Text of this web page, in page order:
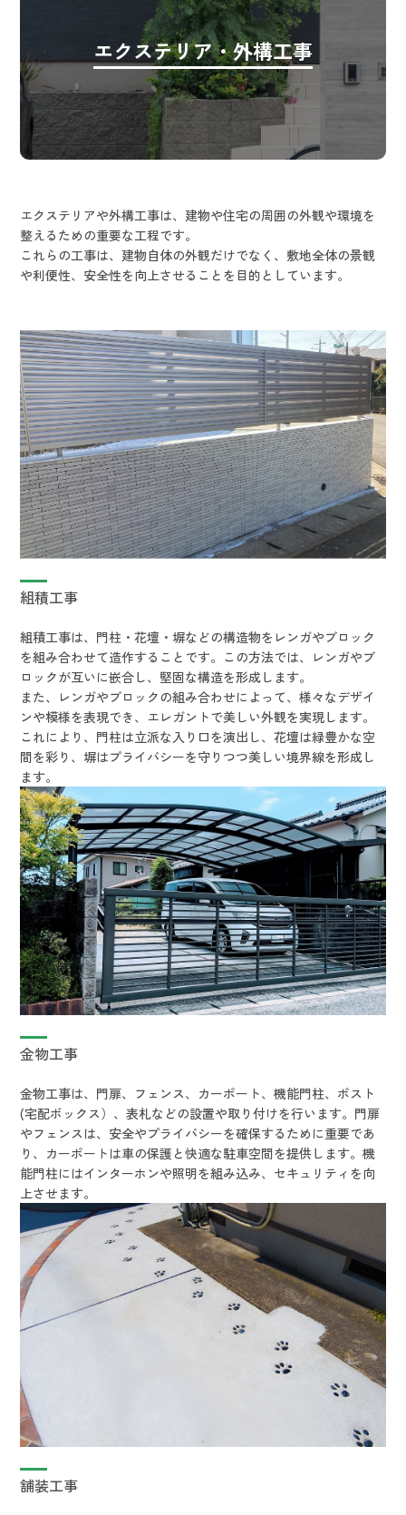
エクステリア・外構工事
エクステリアや外構工事は、建物や住宅の周囲の外観や環境を
整えるための重要な工程です。
​​​​​​​これらの工事は、建物自体の外観だけでなく、敷地全体の景観
や利便性、安全性を向上させることを目的としています。
組積工事
組積工事は、門柱・花壇・塀などの構造物をレンガやブロック
を組み合わせて造作することです。この方法では、レンガやブ
ロックが互いに嵌合し、堅固な構造を形成します。
また、レンガやブロックの組み合わせによって、様々なデザイ
ンや模様を表現でき、エレガントで美しい外観を実現します。
これにより、門柱は立派な入り口を演出し、花壇は緑豊かな空
間を彩り、塀はプライバシーを守りつつ美しい境界線を形成し
ます。
金物工事
金物工事は、門扉、フェンス、カーポート、機能門柱、ポスト
(宅配ボックス）、表札などの設置や取り付けを行います。門扉
やフェンスは、安全やプライバシーを確保するために重要であ
り、カーポートは車の保護と快適な駐車空間を提供します。機
能門柱にはインターホンや照明を組み込み、セキュリティを向
上させます。
舗装工事